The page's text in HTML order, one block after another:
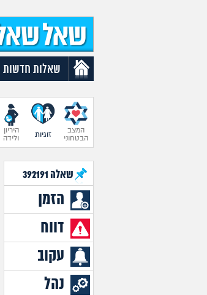
שאלות חדשות
המצב
הבטחוני
זוגיות
היריון
ולידה
שאלה 392191
הזמן
דווח
עקוב
נהל